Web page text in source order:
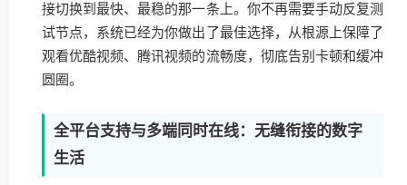
接切换到最快、最稳的那一条上。你不再需要手动反复测
试节点，系统已经为你做出了最佳选择，从根源上保障了
观看优酷视频、腾讯视频的流畅度，彻底告别卡顿和缓冲
圆圈。
全平台支持与多端同时在线：无缝衔接的数字
生活